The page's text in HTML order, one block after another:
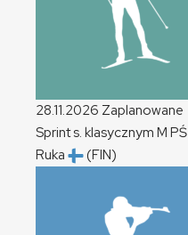
28.11.2026 Zaplanowane
Sprint s. klasycznym M PŚ
Ruka
(FIN)